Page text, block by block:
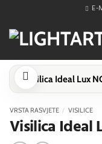
content
E-
VRSTA RASVJETE / VISILICE
Visilica Ideal